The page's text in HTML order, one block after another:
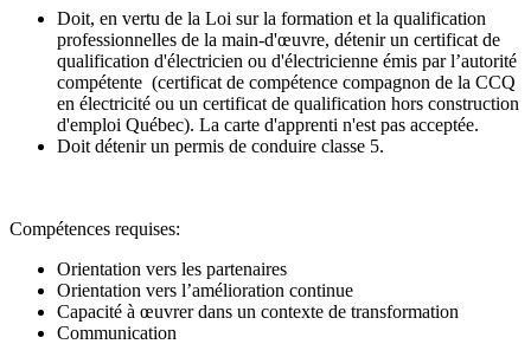
Doit, en vertu de la Loi sur la formation et la qualification
professionnelles de la main-d'œuvre, détenir un certificat de
qualification d'électricien ou d'électricienne émis par l’autorité
compétente (certificat de compétence compagnon de la CCQ
en électricité ou un certificat de qualification hors construction
d'emploi Québec). La carte d'apprenti n'est pas acceptée.
Doit détenir un permis de conduire classe 5.
Compétences requises:
Orientation vers les partenaires
Orientation vers l’amélioration continue
Capacité à œuvrer dans un contexte de transformation
Communication